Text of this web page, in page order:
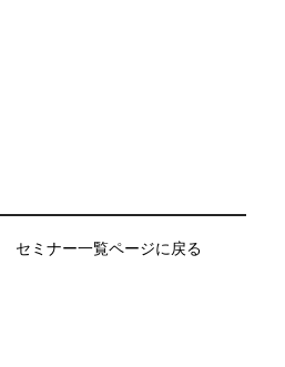
セミナー一覧ページに戻る